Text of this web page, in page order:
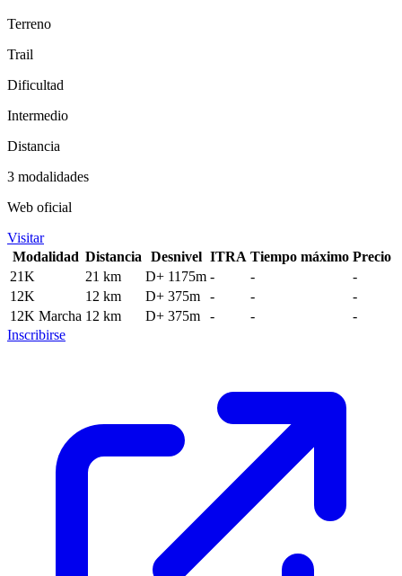
Terreno
Trail
Dificultad
Intermedio
Distancia
3 modalidades
Web oficial
Visitar
Modalidad Distancia Desnivel ITRA Tiempo máximo Precio
21K
21 km D+ 1175m - -
-
12K
12 km D+ 375m - -
-
12K Marcha 12 km D+ 375m - -
-
Inscribirse